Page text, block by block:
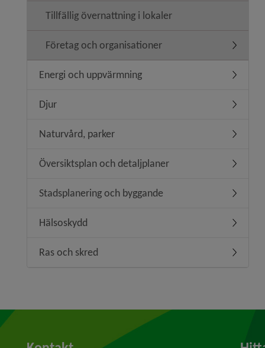
Tillfällig övernattning i lokaler
Företag och organisationer
Energi och uppvärmning
Djur
Naturvård, parker
Översiktsplan och detaljplaner
Stadsplanering och byggande
Hälsoskydd
Ras och skred